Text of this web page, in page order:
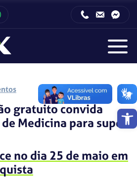
Barra
gratuito convida
Medicina para super
no dia 25 de maio em